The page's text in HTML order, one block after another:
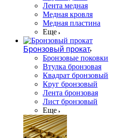
Лента медная
Медная кровля
Медная пластина
Еще
Бронзовый прокат
Бронзовые поковки
Втулка бронзовая
Квадрат бронзовый
Круг бронзовый
Лента бронзовая
Лист бронзовый
Еще